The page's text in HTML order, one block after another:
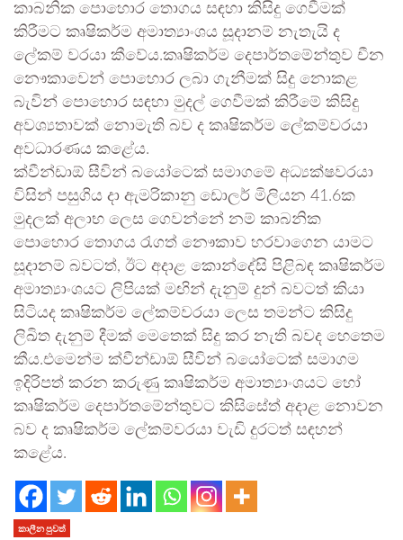
කාබනික පොහොර තොගය සඳහා කිසිදු ගෙවීමක්
කිරීමට කෘෂිකර්ම අමාත්‍යාංශය සූදානම් නැතැයි ද
ලේකම් වරයා කීවේය.කෘෂිකර්ම දෙපාර්තමේන්තුව චීන
නෞකාවෙන් පොහොර ලබා ගැනීමක් සිදු නොකළ
බැවින් පොහොර සඳහා මුදල් ගෙවීමක් කිරීමේ කිසිදු
අවශ්‍යතාවක් නොමැති බව ද කෘෂිකර්ම ලේකම්වරයා
අවධාරණය කළේය.
ක්වීන්ඩාඕ සීවින් බයෝටෙක් සමාගමේ අධ්‍යක්ෂවරයා
විසින් පසුගිය දා ඇමරිකානු ඩොලර් මිලියන 41.6ක
මුදලක් අලාභ ලෙස ගෙවන්නේ නම් කාබනික
පොහොර තොගය රැගත් නෞකාව හරවාගෙන යාමට
සූදානම් බවටත්, ඊට අදාළ කොන්දේසි පිළිබඳ කෘෂිකර්ම
අමාත්‍යාංශයට ලිපියක් මඟින් දැනුම් දුන් බවටත් කියා
සිටියද කෘෂිකර්ම ලේකම්වරයා ලෙස තමන්ට කිසිදු
ලිඛිත දැනුම් දීමක් මෙතෙක් සිදු කර නැති බවද හෙතෙම
කීය.එමෙන්ම ක්වීන්ඩාඕ සීවින් බයෝටෙක් සමාගම
ඉදිරිපත් කරන කරුණු කෘෂිකර්ම අමාත්‍යාංශයට හෝ
කෘෂිකර්ම දෙපාර්තමේන්තුවට කිසිසේත් අදාළ නොවන
බව ද කෘෂිකර්ම ලේකම්වරයා වැඩි දුරටත් සඳහන්
කළේය.
කාලීන පුවත්